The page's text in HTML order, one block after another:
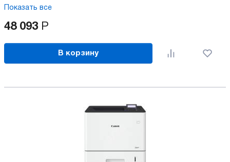
Показать все
48 093 Р
В корзину